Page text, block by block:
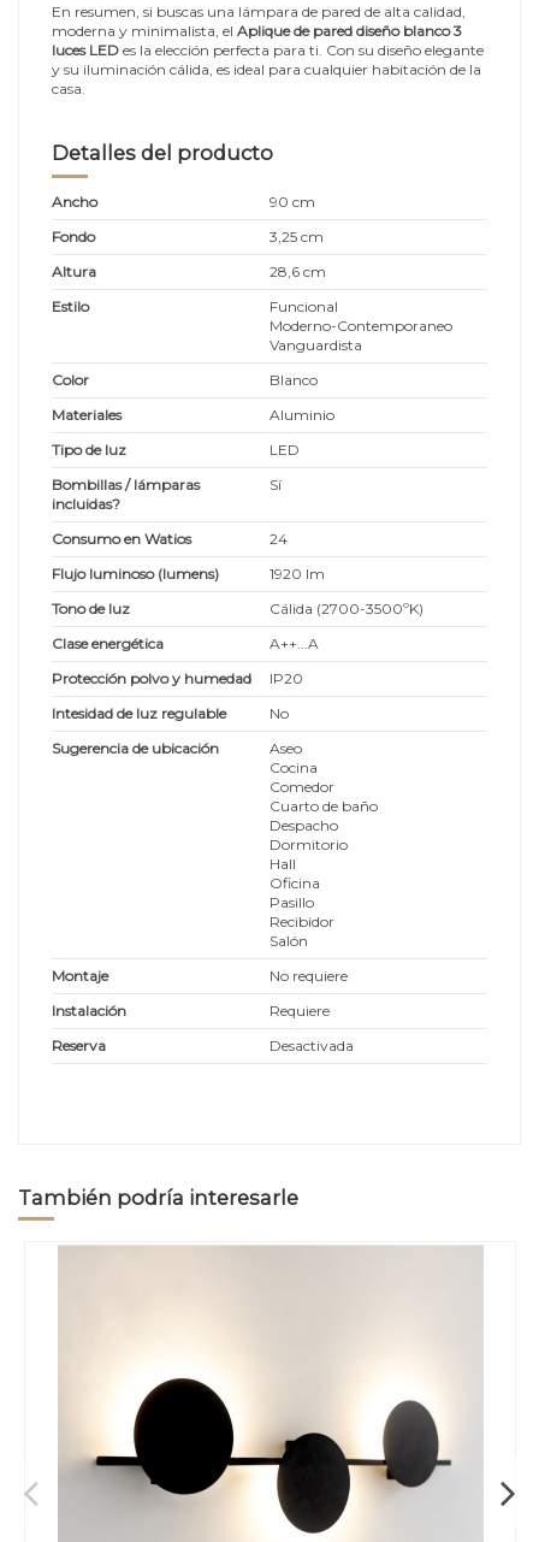
En resumen, si buscas una lámpara de pared de alta calidad,
moderna y minimalista, el Aplique de pared diseño blanco 3
luces LED es la elección perfecta para ti. Con su diseño elegante
y su iluminación cálida, es ideal para cualquier habitación de la
casa.
Detalles del producto
Ancho
90 cm
Fondo
3,25 cm
Altura
28,6 cm
Estilo
Funcional
Moderno-Contemporaneo
Vanguardista
Color
Blanco
Materiales
Aluminio
Tipo de luz
LED
Bombillas / lámparas
incluidas?
Sí
Consumo en Watios
24
Flujo luminoso (lumens)
1920 lm
Tono de luz
Cálida (2700-3500ºK)
Clase energética
A++...A
Protección polvo y humedad
IP20
Intesidad de luz regulable
No
Sugerencia de ubicación
Aseo
Cocina
Comedor
Cuarto de baño
Despacho
Dormitorio
Hall
Oficina
Pasillo
Recibidor
Salón
Montaje
No requiere
Instalación
Requiere
Reserva
Desactivada
También podría interesarle